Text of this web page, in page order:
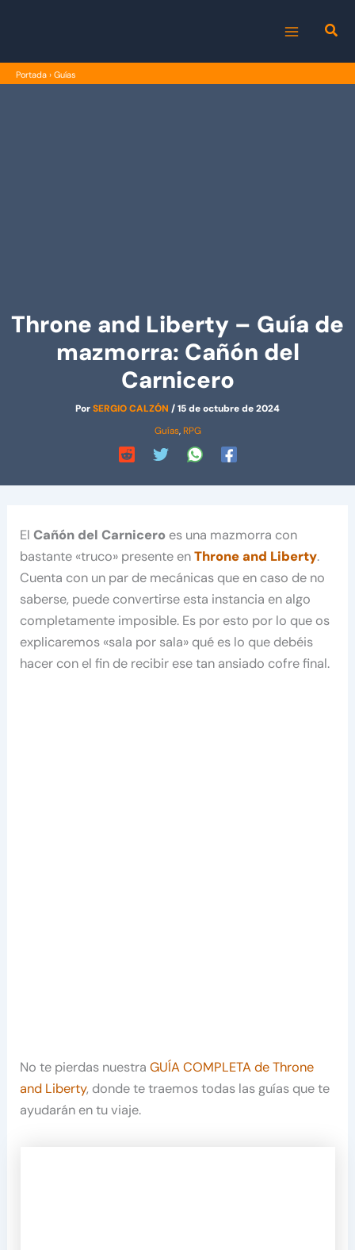
MENU
Portada › Guías
Throne and Liberty – Guía de
mazmorra: Cañón del
Carnicero
PorSERGIO CALZÓN /15 de octubre de 2024
Guías, RPG
ElCañón del Carnicero es una mazmorra con
bastante «truco» presente enThrone and Liberty.
Cuenta con un par de mecánicas que en caso de no
saberse, puede convertirse esta instancia en algo
completamente imposible. Es por esto por lo que os
explicaremos «sala por sala» qué es lo que debéis
hacer con el fin de recibir ese tan ansiado cofre final.
No te pierdas nuestraGUÍA COMPLETA de Throne
and Liberty, donde te traemos todas las guías que te
ayudarán en tu viaje.